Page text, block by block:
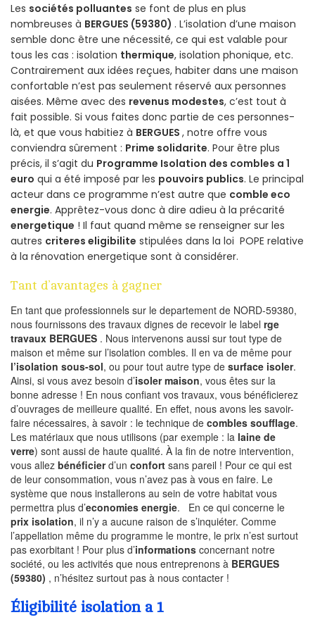
Les sociétés polluantes se font de plus en plus
nombreuses à BERGUES (59380) . L’isolation d’une maison
semble donc être une nécessité, ce qui est valable pour
tous les cas : isolation thermique, isolation phonique, etc.
Contrairement aux idées reçues, habiter dans une maison
confortable n’est pas seulement réservé aux personnes
aisées. Même avec des revenus modestes, c’est tout à
fait possible. Si vous faites donc partie de ces personnes-
là, et que vous habitiez à BERGUES , notre offre vous
conviendra sûrement : Prime solidarite. Pour être plus
précis, il s’agit du Programme Isolation des combles a 1
euro qui a été imposé par les pouvoirs publics. Le principal
acteur dans ce programme n’est autre que comble eco
energie. Apprêtez-vous donc à dire adieu à la précarité
energetique ! Il faut quand même se renseigner sur les
autres criteres eligibilite stipulées dans la loi POPE relative
à la rénovation energetique sont à considérer.
Tant d’avantages à gagner
En tant que professionnels sur le departement de NORD-59380,
nous fournissons des travaux dignes de recevoir le label rge
travaux BERGUES . Nous intervenons aussi sur tout type de
maison et même sur l’isolation combles. Il en va de même pour
l’isolation sous-sol, ou pour tout autre type de surface isoler.
Ainsi, si vous avez besoin d’isoler maison, vous êtes sur la
bonne adresse ! En nous confiant vos travaux, vous bénéficierez
d’ouvrages de meilleure qualité. En effet, nous avons les savoir-
faire nécessaires, à savoir : le technique de combles soufflage.
Les matériaux que nous utilisons (par exemple : la laine de
verre) sont aussi de haute qualité. À la fin de notre intervention,
vous allez bénéficierd’un confort sans pareil ! Pour ce qui est
de leur consommation, vous n’avez pas à vous en faire. Le
système que nous installerons au sein de votre habitat vous
permettra plus d’economies energie. En ce qui concerne le
prix isolation, il n’y a aucune raison de s’inquiéter. Comme
l’appellation même du programme le montre, le prix n’est surtout
pas exorbitant ! Pour plus d’informations concernant notre
société, ou les activités que nous entreprenons à BERGUES
(59380) , n’hésitez surtout pas à nous contacter !
Éligibilité isolation a 1